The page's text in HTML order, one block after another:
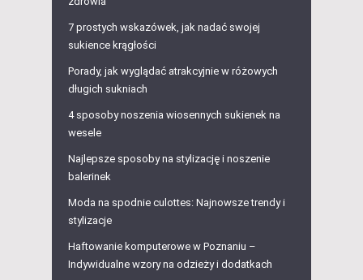
7 prostych wskazówek, jak nadać swojej
sukience krągłości
Porady, jak wyglądać atrakcyjnie w różowych
długich sukniach
4 sposoby noszenia wiosennych sukienek na
wesele
Najlepsze sposoby na stylizację i noszenie
balerinek
Moda na spodnie culottes: Najnowsze trendy i
stylizacje
Haftowanie komputerowe w Poznaniu –
Indywidualne wzory na odzieży i dodatkach